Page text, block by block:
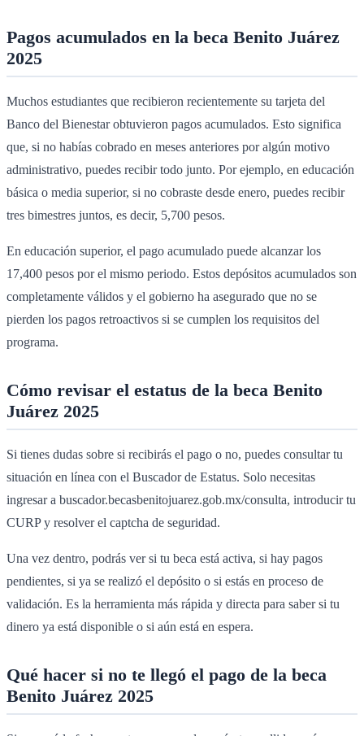
Pagos acumulados en la beca Benito Juárez
2025
Muchos estudiantes que recibieron recientemente su tarjeta del
Banco del Bienestar obtuvieron pagos acumulados. Esto significa
que, si no habías cobrado en meses anteriores por algún motivo
administrativo, puedes recibir todo junto. Por ejemplo, en educación
básica o media superior, si no cobraste desde enero, puedes recibir
tres bimestres juntos, es decir, 5,700 pesos.
En educación superior, el pago acumulado puede alcanzar los
17,400 pesos por el mismo periodo. Estos depósitos acumulados son
completamente válidos y el gobierno ha asegurado que no se
pierden los pagos retroactivos si se cumplen los requisitos del
programa.
Cómo revisar el estatus de la beca Benito
Juárez 2025
Si tienes dudas sobre si recibirás el pago o no, puedes consultar tu
situación en línea con el Buscador de Estatus. Solo necesitas
ingresar a buscador.becasbenitojuarez.gob.mx/consulta, introducir tu
CURP y resolver el captcha de seguridad.
Una vez dentro, podrás ver si tu beca está activa, si hay pagos
pendientes, si ya se realizó el depósito o si estás en proceso de
validación. Es la herramienta más rápida y directa para saber si tu
dinero ya está disponible o si aún está en espera.
Qué hacer si no te llegó el pago de la beca
Benito Juárez 2025